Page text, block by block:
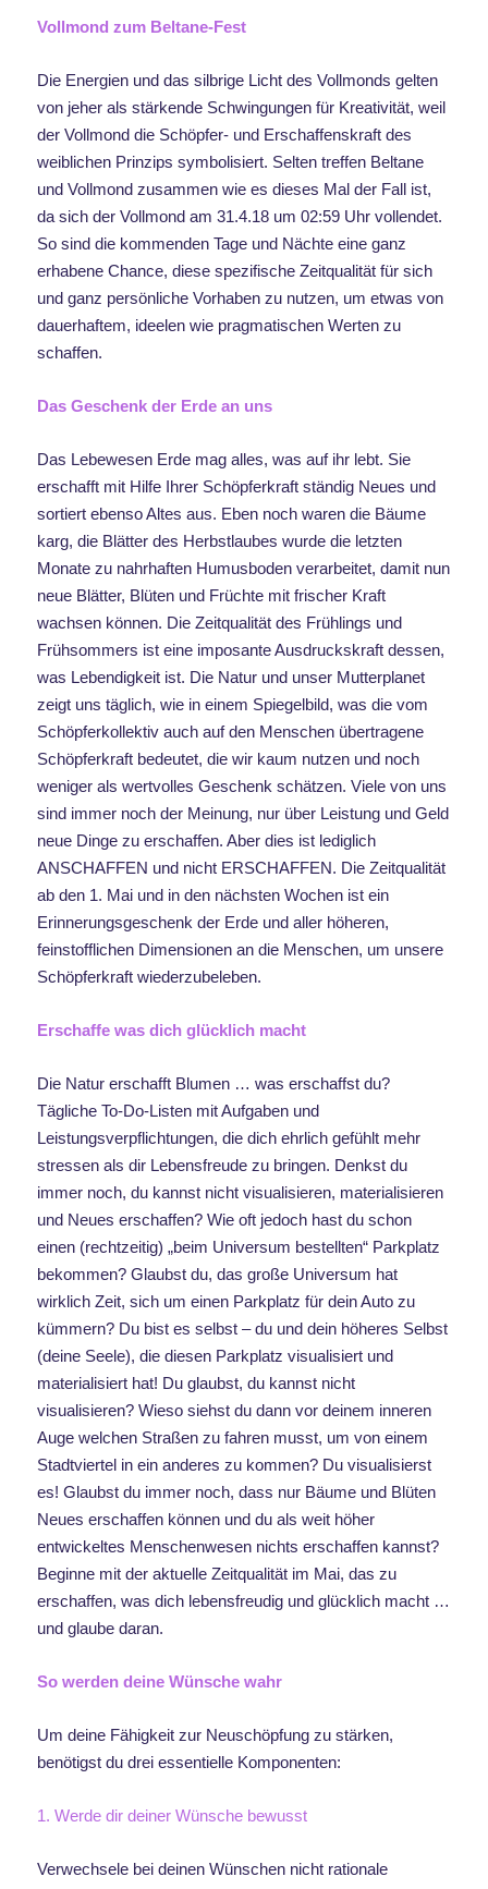
Vollmond zum Beltane-Fest
Die Energien und das silbrige Licht des Vollmonds gelten
von jeher als stärkende Schwingungen für Kreativität, weil
der Vollmond die Schöpfer- und Erschaffenskraft des
weiblichen Prinzips symbolisiert. Selten treffen Beltane
und Vollmond zusammen wie es dieses Mal der Fall ist,
da sich der Vollmond am 31.4.18 um 02:59 Uhr vollendet.
So sind die kommenden Tage und Nächte eine ganz
erhabene Chance, diese spezifische Zeitqualität für sich
und ganz persönliche Vorhaben zu nutzen, um etwas von
dauerhaftem, ideelen wie pragmatischen Werten zu
schaffen.
Das Geschenk der Erde an uns
Das Lebewesen Erde mag alles, was auf ihr lebt. Sie
erschafft mit Hilfe Ihrer Schöpferkraft ständig Neues und
sortiert ebenso Altes aus. Eben noch waren die Bäume
karg, die Blätter des Herbstlaubes wurde die letzten
Monate zu nahrhaften Humusboden verarbeitet, damit nun
neue Blätter, Blüten und Früchte mit frischer Kraft
wachsen können. Die Zeitqualität des Frühlings und
Frühsommers ist eine imposante Ausdruckskraft dessen,
was Lebendigkeit ist. Die Natur und unser Mutterplanet
zeigt uns täglich, wie in einem Spiegelbild, was die vom
Schöpferkollektiv auch auf den Menschen übertragene
Schöpferkraft bedeutet, die wir kaum nutzen und noch
weniger als wertvolles Geschenk schätzen. Viele von uns
sind immer noch der Meinung, nur über Leistung und Geld
neue Dinge zu erschaffen. Aber dies ist lediglich
ANSCHAFFEN und nicht ERSCHAFFEN. Die Zeitqualität
ab den 1. Mai und in den nächsten Wochen ist ein
Erinnerungsgeschenk der Erde und aller höheren,
feinstofflichen Dimensionen an die Menschen, um unsere
Schöpferkraft wiederzubeleben.
Erschaffe was dich glücklich macht
Die Natur erschafft Blumen … was erschaffst du?
Tägliche To-Do-Listen mit Aufgaben und
Leistungsverpflichtungen, die dich ehrlich gefühlt mehr
stressen als dir Lebensfreude zu bringen. Denkst du
immer noch, du kannst nicht visualisieren, materialisieren
und Neues erschaffen? Wie oft jedoch hast du schon
einen (rechtzeitig) „beim Universum bestellten“ Parkplatz
bekommen? Glaubst du, das große Universum hat
wirklich Zeit, sich um einen Parkplatz für dein Auto zu
kümmern? Du bist es selbst – du und dein höheres Selbst
(deine Seele), die diesen Parkplatz visualisiert und
materialisiert hat! Du glaubst, du kannst nicht
visualisieren? Wieso siehst du dann vor deinem inneren
Auge welchen Straßen zu fahren musst, um von einem
Stadtviertel in ein anderes zu kommen? Du visualisierst
es! Glaubst du immer noch, dass nur Bäume und Blüten
Neues erschaffen können und du als weit höher
entwickeltes Menschenwesen nichts erschaffen kannst?
Beginne mit der aktuelle Zeitqualität im Mai, das zu
erschaffen, was dich lebensfreudig und glücklich macht …
und glaube daran.
So werden deine Wünsche wahr
Um deine Fähigkeit zur Neuschöpfung zu stärken,
benötigst du drei essentielle Komponenten:
1. Werde dir deiner Wünsche bewusst
Verwechsele bei deinen Wünschen nicht rationale